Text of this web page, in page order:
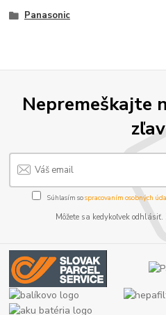
Panasonic
Nepremeškajte
Súhlasím sospracovaním osobných
Môžete sa kedykoľvek